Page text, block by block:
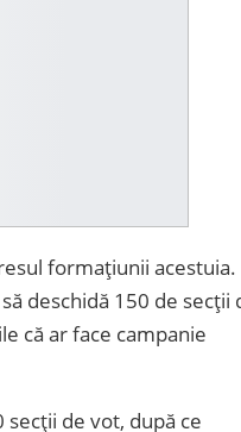
formațiunii acestuia.
deschidă 150 de secții
că ar face campanie
secții de vot, după ce